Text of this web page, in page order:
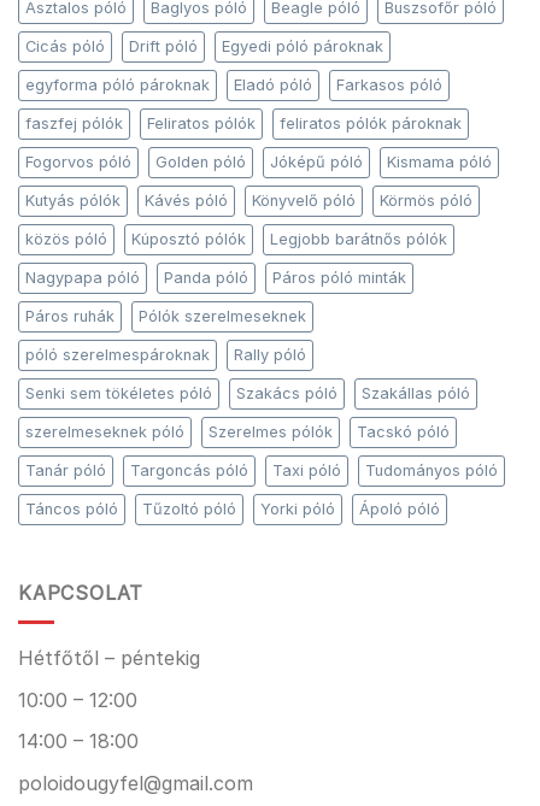
Asztalos póló Baglyos póló Beagle póló Buszsofőr póló
Cicás póló Drift póló Egyedi póló pároknak
egyforma póló pároknak Eladó póló Farkasos póló
faszfej pólók Feliratos pólók feliratos pólók pároknak
Fogorvos póló Golden póló Jóképű póló Kismama póló
Kutyás pólók Kávés póló Könyvelő póló Körmös póló
közös póló Kúposztó pólók Legjobb barátnős pólók
Nagypapa póló Panda póló Páros póló minták
Páros ruhák Pólók szerelmeseknek
póló szerelmespároknak Rally póló
Senki sem tökéletes póló Szakács póló Szakállas póló
szerelmeseknek póló Szerelmes pólók Tacskó póló
Tanár póló Targoncás póló Taxi póló Tudományos póló
Táncos póló Tűzoltó póló Yorki póló Ápoló póló
KAPCSOLAT
Hétfőtől – péntekig
10:00 – 12:00
14:00 – 18:00
poloidougyfel@gmail.com